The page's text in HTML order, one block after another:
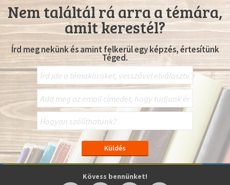
Nem találtál rá arra a témára,
amit kerestél?
Írd meg nekünk és amint felkerül egy képzés, értesítünk
Téged.
Kövess bennünket!